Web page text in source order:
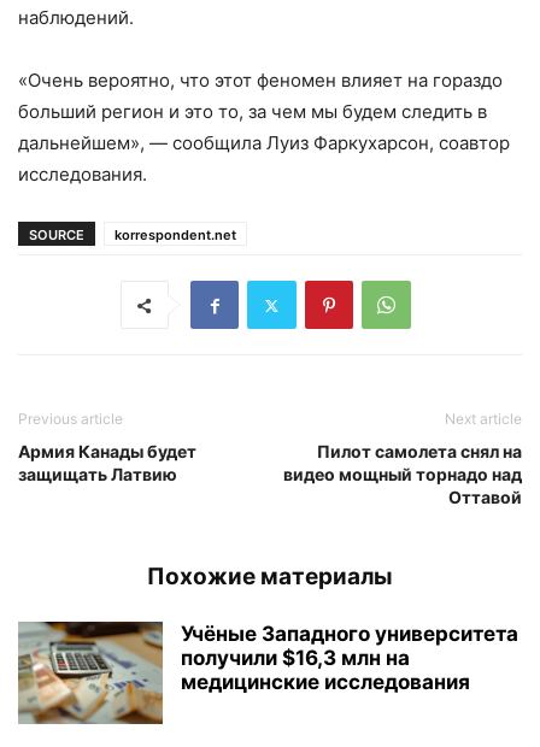
наблюдений.
«Очень вероятно, что этот феномен влияет на гораздо
больший регион и это то, за чем мы будем следить в
дальнейшем», — сообщила Луиз Фаркухарсон, соавтор
исследования.
SOURCE korrespondent.net
Previous article
Армия Канады будет
защищать Латвию
Next article
Пилот самолета снял на
видео мощный торнадо над
Оттавой
Похожие материалы
Учёные Западного университета
получили $16,3 млн на
медицинские исследования